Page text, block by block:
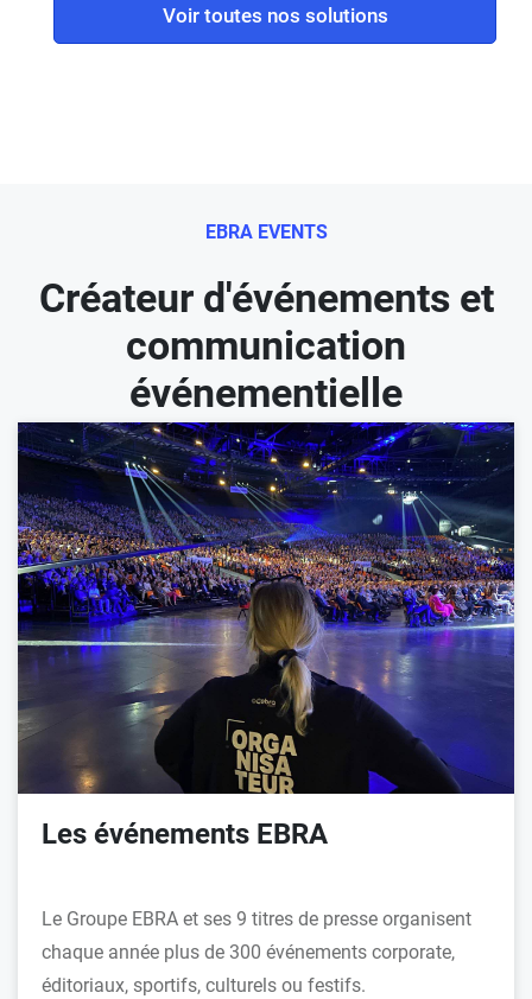
Voir toutes nos solutions
EBRA EVENTS
Créateur d'événements et
communication
événementielle
Les événements EBRA
Le Groupe EBRA et ses 9 titres de presse organisent
chaque année plus de 300 événements corporate,
éditoriaux, sportifs, culturels ou festifs.